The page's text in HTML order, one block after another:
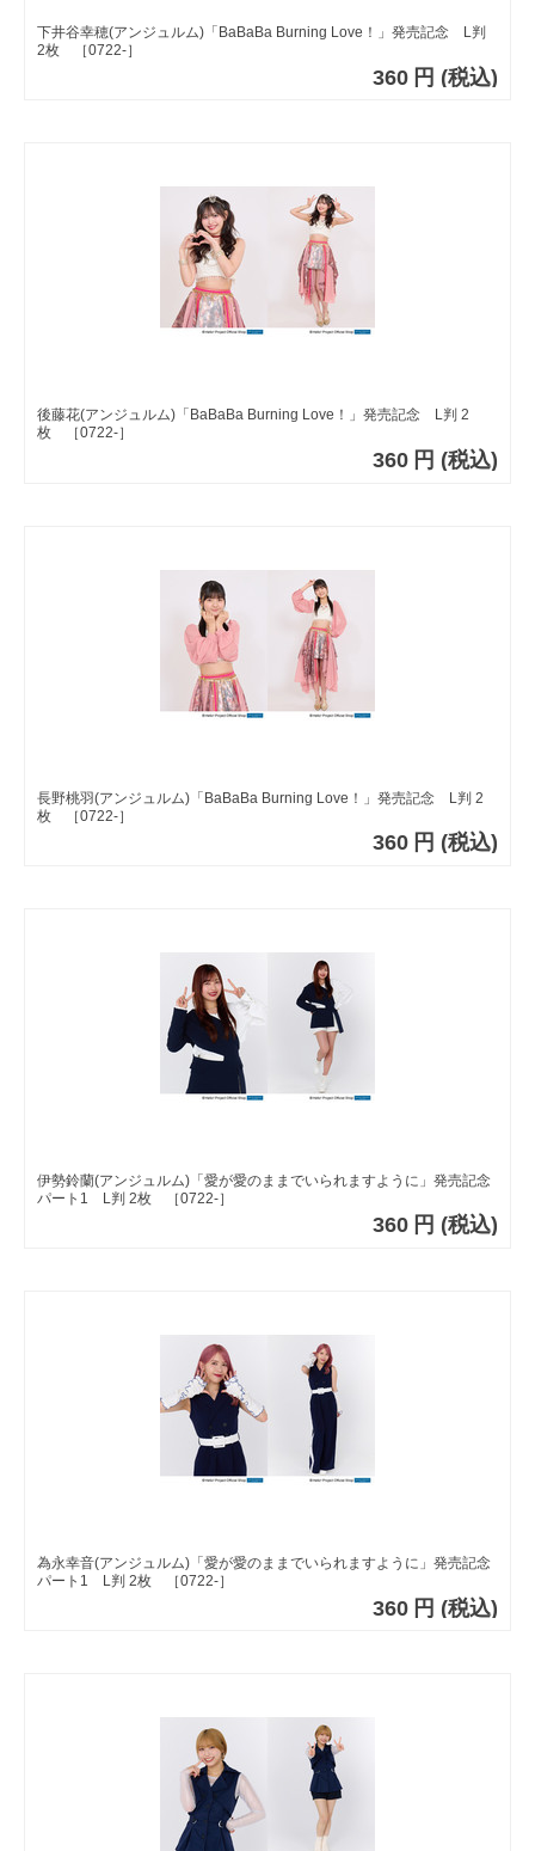
下井谷幸穂(アンジュルム)「BaBaBa Burning Love！」発売記念 L判
2枚 ［0722-］
360 円 (税込)
後藤花(アンジュルム)「BaBaBa Burning Love！」発売記念 L判 2
枚 ［0722-］
360 円 (税込)
長野桃羽(アンジュルム)「BaBaBa Burning Love！」発売記念 L判 2
枚 ［0722-］
360 円 (税込)
伊勢鈴蘭(アンジュルム)「愛が愛のままでいられますように」発売記念
パート1 L判 2枚 ［0722-］
360 円 (税込)
為永幸音(アンジュルム)「愛が愛のままでいられますように」発売記念
パート1 L判 2枚 ［0722-］
360 円 (税込)